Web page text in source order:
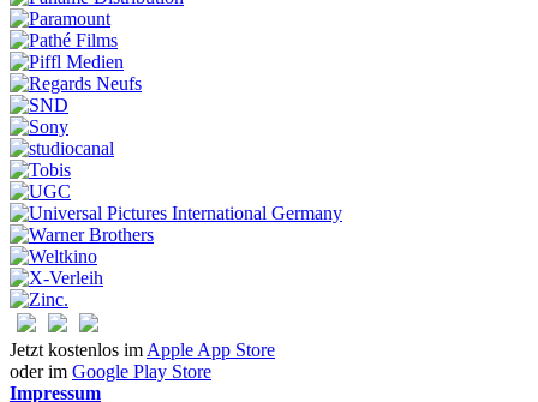
Jetzt kostenlos im Apple App Store
oder im Google Play Store
Impressum